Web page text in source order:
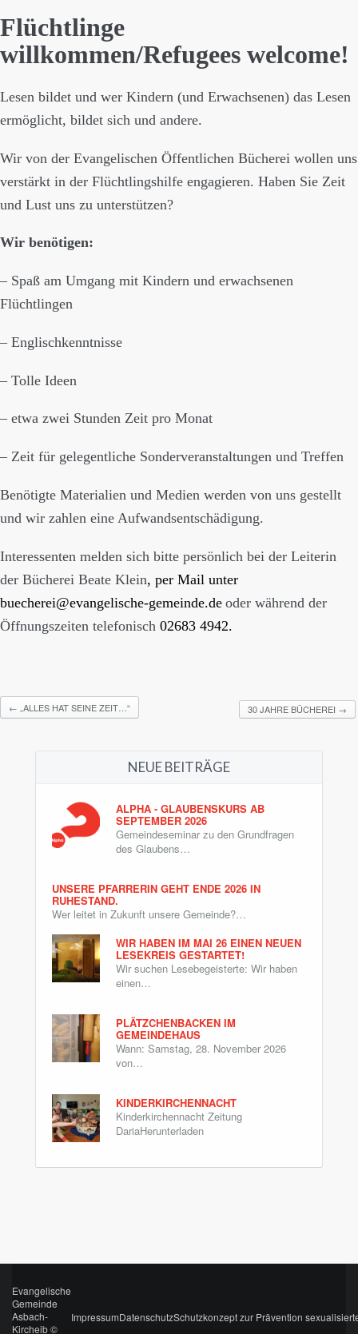
Flüchtlinge
willkommen/Refugees welcome!
Lesen bildet und wer Kindern (und Erwachsenen) das Lesen
ermöglicht, bildet sich und andere.
Wir von der Evangelischen Öffentlichen Bücherei wollen uns
verstärkt in der Flüchtlingshilfe engagieren. Haben Sie Zeit
und Lust uns zu unterstützen?
Wir benötigen:
– Spaß am Umgang mit Kindern und erwachsenen
Flüchtlingen
– Englischkenntnisse
– Tolle Ideen
– etwa zwei Stunden Zeit pro Monat
– Zeit für gelegentliche Sonderveranstaltungen und Treffen
Benötigte Materialien und Medien werden von uns gestellt
und wir zahlen eine Aufwandsentschädigung.
Interessenten melden sich bitte persönlich bei der Leiterin
der Bücherei Beate Klein, per Mail unter
buecherei@evangelische-gemeinde.de oder während der
Öffnungszeiten telefonisch 02683 4942.
← „ALLES HAT SEINE ZEIT…“ 30 JAHRE BÜCHEREI →
NEUE BEITRÄGE
ALPHA - GLAUBENSKURS AB
SEPTEMBER 2026
Gemeindeseminar zu den Grundfragen
des Glaubens…
UNSERE PFARRERIN GEHT ENDE 2026 IN
RUHESTAND.
Wer leitet in Zukunft unsere Gemeinde?…
WIR HABEN IM MAI 26 EINEN NEUEN
LESEKREIS GESTARTET!
Wir suchen Lesebegeisterte: Wir haben
einen…
PLÄTZCHENBACKEN IM
GEMEINDEHAUS
Wann: Samstag, 28. November 2026
von…
KINDERKIRCHENNACHT
Kinderkirchennacht Zeitung
DariaHerunterladen
Evangelische
Gemeinde
Asbach-
Kircheib ©
ImpressumDatenschutzSchutzkonzept zur Prävention